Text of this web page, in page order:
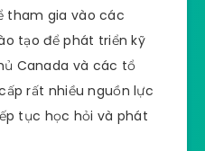
tham gia vào các
tạo để phát triển kỹ
Canada và các tổ
rất nhiều nguồn lực
tục học hỏi và phát